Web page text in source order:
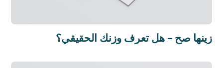
زينها صح – هل تعرف وزنك الحقيقي؟